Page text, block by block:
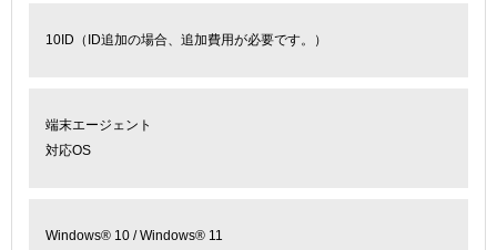
10ID（ID追加の場合、追加費用が必要です。）
端末エージェント
対応OS
Windows® 10 / Windows® 11